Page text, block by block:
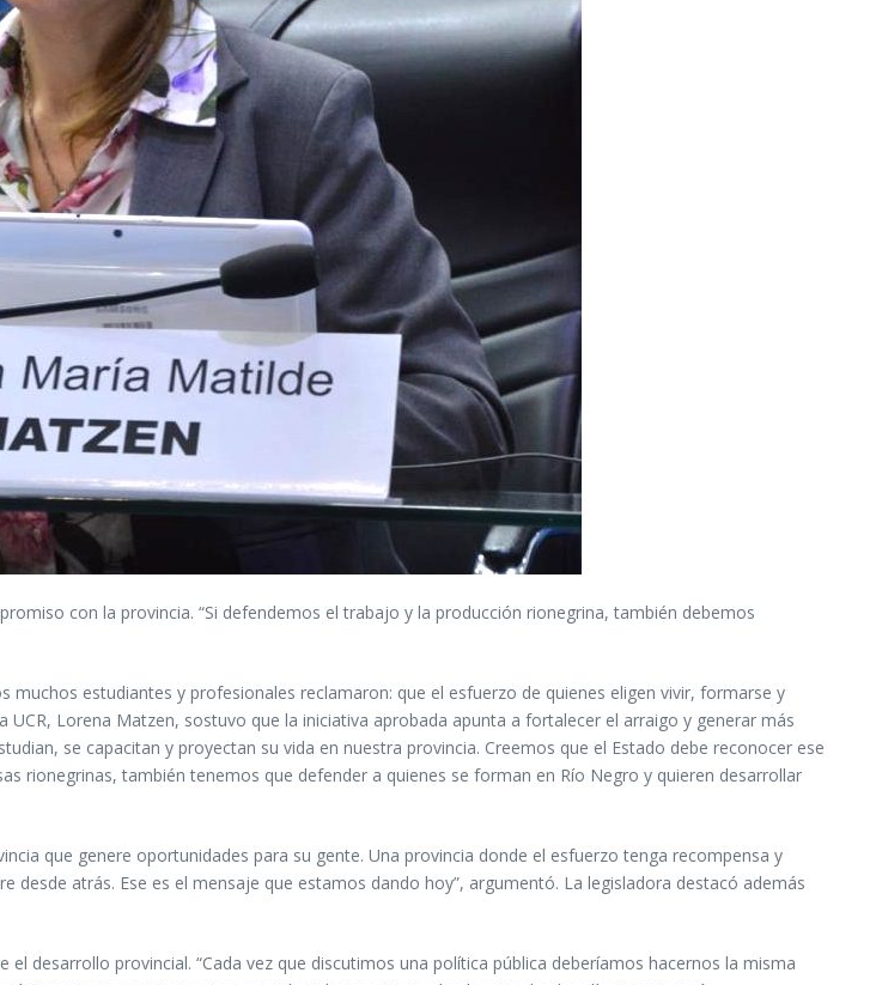
con la provincia. “Si defendemos el trabajo y la producción rionegrina, también debemos
estudiantes y profesionales reclamaron: que el esfuerzo de quienes eligen vivir, formarse y
Lorena Matzen, sostuvo que la iniciativa aprobada apunta a fortalecer el arraigo y generar más
se capacitan y proyectan su vida en nuestra provincia. Creemos que el Estado debe reconocer ese
rionegrinas, también tenemos que defender a quienes se forman en Río Negro y quieren desarrollar
que genere oportunidades para su gente. Una provincia donde el esfuerzo tenga recompensa y
atrás. Ese es el mensaje que estamos dando hoy”, argumentó. La legisladora destacó además
desarrollo provincial. “Cada vez que discutimos una política pública deberíamos hacernos la misma